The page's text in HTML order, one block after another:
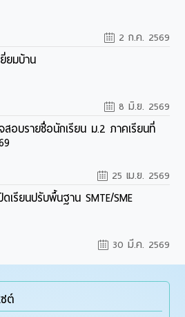
2 ก.ค. 2569
ยมบ้าน
8 มิ.ย. 2569
สอบรายชื่อนักเรียน ม.2 ภาคเรียนที่
25 เม.ย. 2569
เรียนปรับพื้นฐาน SMTE/SME
30 มี.ค. 2569
ต์